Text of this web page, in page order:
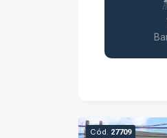
grande
possui 93
oferecendo
e versátil,
acesso e
Cód. 27709